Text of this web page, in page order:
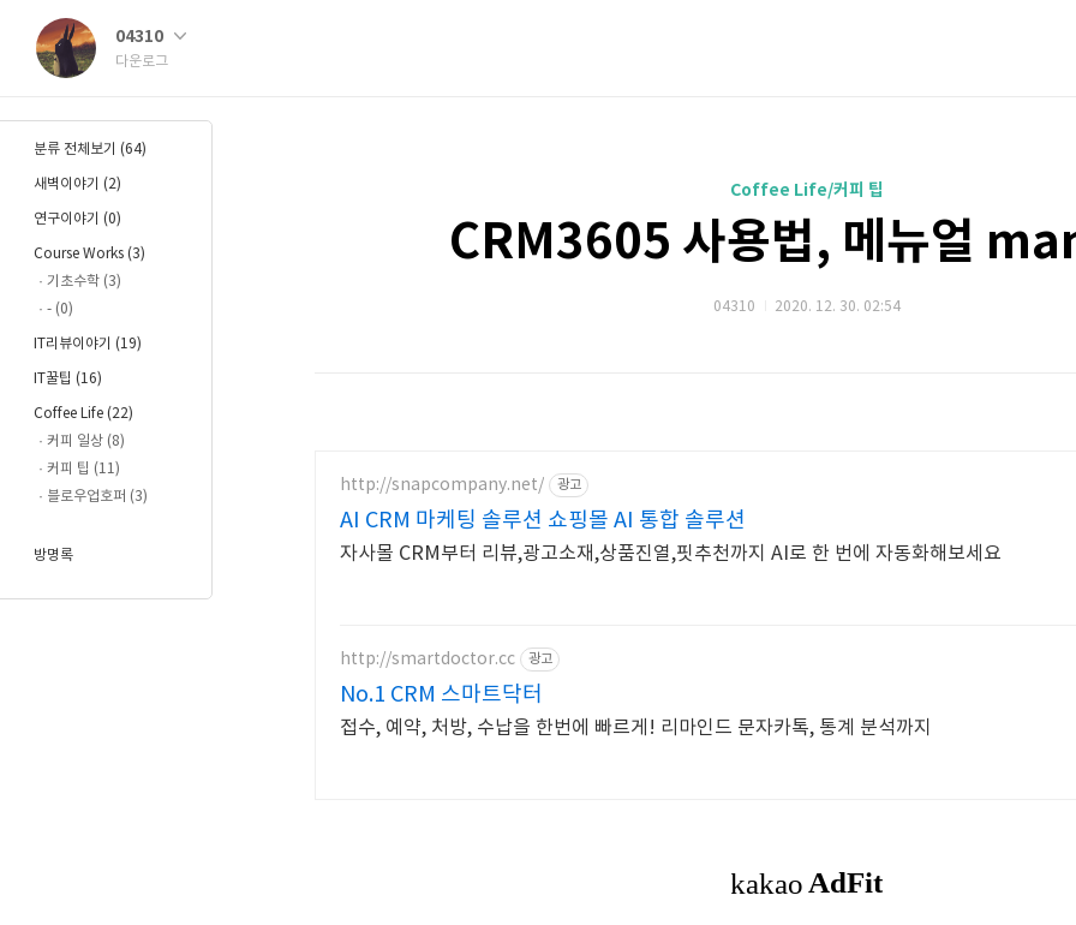
04310
다운로그
Coffee Life/커피 팁
CRM3605 사용법, 메뉴얼
04310 2020. 12. 30. 02:54
http://snapcompany.net/ 광고
AI CRM 마케팅 솔루션 쇼핑몰 AI 통합 솔루션
자사몰 CRM부터 리뷰,광고소재,상품진열,핏추천까지 AI로 한 번에 자동화해보세요
http://smartdoctor.cc 광고
No.1 CRM 스마트닥터
접수, 예약, 처방, 수납을 한번에 빠르게! 리마인드 문자카톡, 통계 분석까지
분류 전체보기 (64)
새벽이야기 (2)
연구이야기 (0)
Course Works (3)
기초수학 (3)
- (0)
IT리뷰이야기 (19)
IT꿀팁 (16)
Coffee Life (22)
커피 일상 (8)
커피 팁 (11)
블로우업호퍼 (3)
방명록